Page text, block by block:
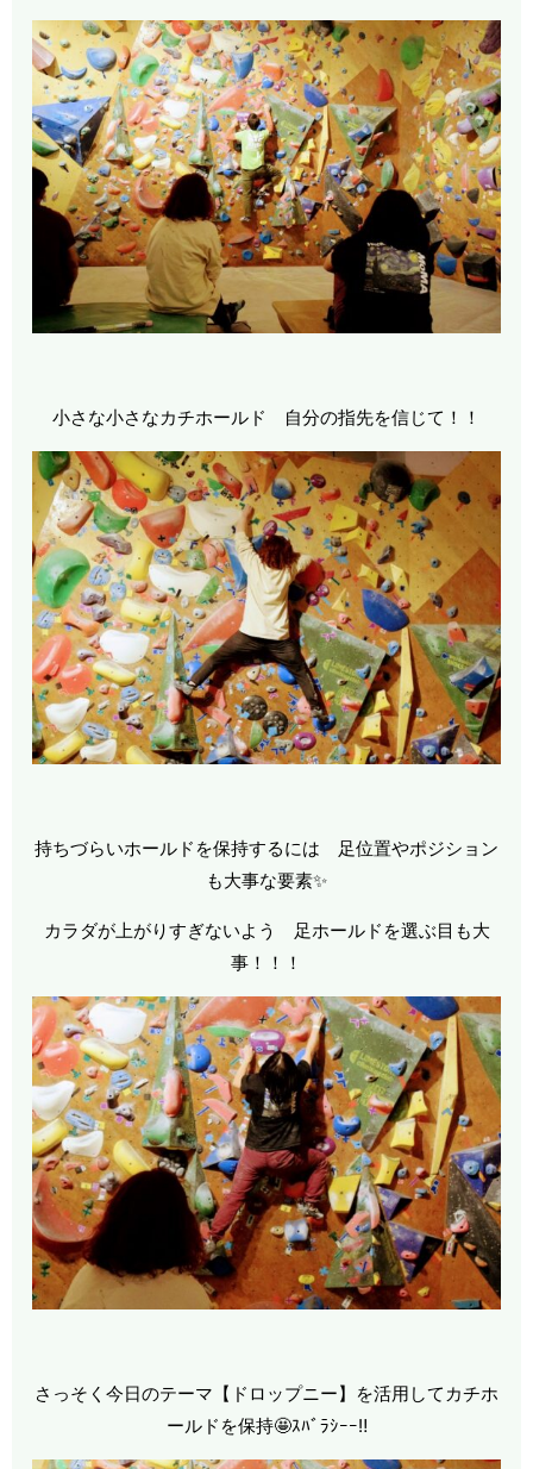
小さな小さなカチホールド 自分の指先を信じて！！
持ちづらいホールドを保持するには 足位置やポジション
も大事な要素✨
カラダが上がりすぎないよう 足ホールドを選ぶ目も大
事！！！
さっそく今日のテーマ【ドロップニー】を活用してカチホ
ールドを保持🤩ｽﾊﾞﾗｼｰｰ‼